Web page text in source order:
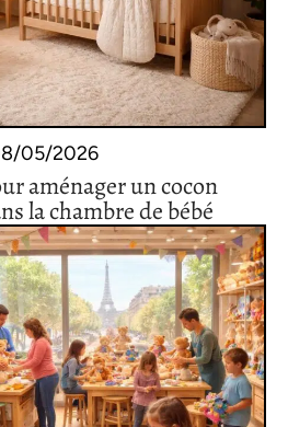
05/2026
aménager un cocon
la chambre de bébé